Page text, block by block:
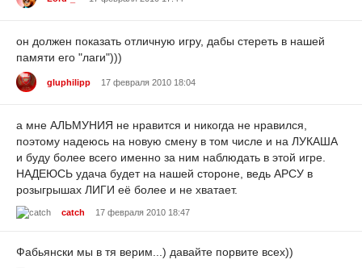
он должен показать отличную игру, дабы стереть в нашей
памяти его "лаги")))
gluphilipp 17 февраля 2010 18:04
а мне АЛЬМУНИЯ не нравится и никогда не нравился,
поэтому надеюсь на новую смену в том числе и на ЛУКАША
и буду более всего именно за ним наблюдать в этой игре.
НАДЕЮСЬ удача будет на нашей стороне, ведь АРСУ в
розыгрышах ЛИГИ её более и не хватает.
catch 17 февраля 2010 18:47
Фабьянски мы в тя верим...) давайте порвите всех))